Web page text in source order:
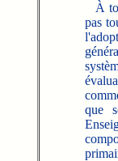
À
pas
que